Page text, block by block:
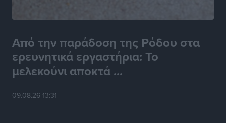
Από την παράδοση της Ρόδου στα
ερευνητικά εργαστήρια: Το
μελεκούνι αποκτά ...
09.08.26 13:31